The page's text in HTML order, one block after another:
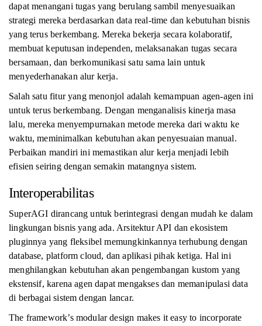
dapat menangani tugas yang berulang sambil menyesuaikan
strategi mereka berdasarkan data real-time dan kebutuhan bisnis
yang terus berkembang. Mereka bekerja secara kolaboratif,
membuat keputusan independen, melaksanakan tugas secara
bersamaan, dan berkomunikasi satu sama lain untuk
menyederhanakan alur kerja.
Salah satu fitur yang menonjol adalah kemampuan agen-agen ini
untuk terus berkembang. Dengan menganalisis kinerja masa
lalu, mereka menyempurnakan metode mereka dari waktu ke
waktu, meminimalkan kebutuhan akan penyesuaian manual.
Perbaikan mandiri ini memastikan alur kerja menjadi lebih
efisien seiring dengan semakin matangnya sistem.
Interoperabilitas
SuperAGI dirancang untuk berintegrasi dengan mudah ke dalam
lingkungan bisnis yang ada. Arsitektur API dan ekosistem
pluginnya yang fleksibel memungkinkannya terhubung dengan
database, platform cloud, dan aplikasi pihak ketiga. Hal ini
menghilangkan kebutuhan akan pengembangan kustom yang
ekstensif, karena agen dapat mengakses dan memanipulasi data
di berbagai sistem dengan lancar.
The framework’s modular design makes it easy to incorporate